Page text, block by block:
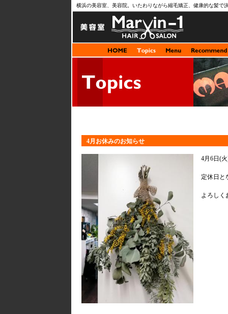
横浜の美容室、美容院。いたわりながら縮毛矯正、健康的な髪で
4月お休みのお知らせ
4月6日(
定休日と
よろしく